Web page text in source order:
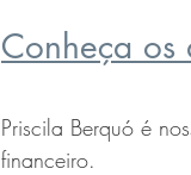
Conheça os
Priscila Berquó é
financeiro.